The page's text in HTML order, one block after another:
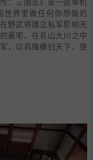
世界里做任何你想做的
野武将建立私军影响天
豪宅、在名山大川之中
，以兵锋横扫天下，使